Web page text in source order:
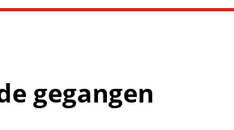
gegangen